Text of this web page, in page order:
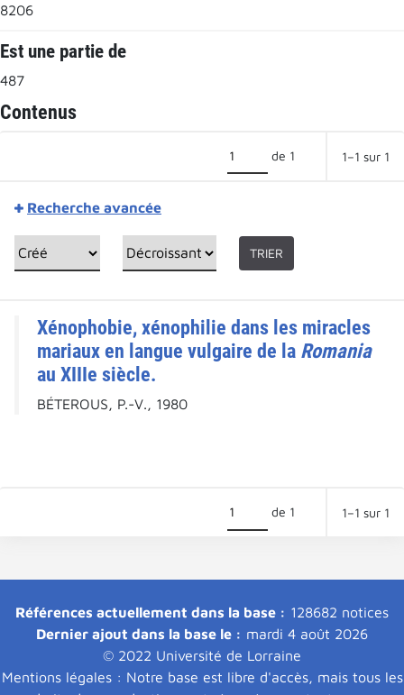
8206
Est une partie de
487
Contenus
de 1 1–1 sur 1
Recherche avancée
TRIER
Xénophobie, xénophilie dans les miracles
mariaux en langue vulgaire de la Romania
au XIIIe siècle.
BÉTEROUS, P.-V., 1980
de 1 1–1 sur 1
Références actuellement dans la base : 128682 notices
Dernier ajout dans la base le : mardi 4 août 2026
© 2022 Université de Lorraine
Mentions légales : Notre base est libre d'accès, mais tous les